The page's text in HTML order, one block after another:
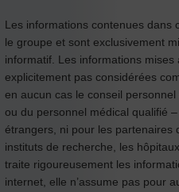
Les informations contenues dans
le groupe et sont exclusivement
informatif. Les informations mises
explicitement pas considérées
en aucun cas le conseil
ou du personnel médical qualifié
étrangers, ni pour les partenaires
instituts de recherche, les
traite rigoureusement les
internet, elle n’assume pas pour